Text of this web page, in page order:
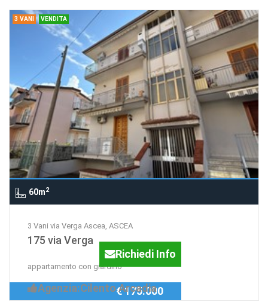
3 VANI VENDITA
60m2
3 Vani via Verga Ascea, ASCEA
175 via Verga
appartamento con giardino
Richiedi Info
Agenzia:Cilento Arcadia
€ 175.000